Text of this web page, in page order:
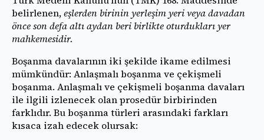
belirlenen,eşlerden birinin yerleşim yeri veya davadan
önce son defa altı aydan beri birlikte oturdukları yer
mahkemesidir.
Boşanma davalarının iki şekilde ikame edilmesi
mümkündür: Anlaşmalı boşanma ve çekişmeli
boşanma. Anlaşmalı ve çekişmeli boşanma davaları
ile ilgili izlenecek olan prosedür birbirinden
farklıdır. Bu boşanma türleri arasındaki farkları
kısaca izah edecek olursak: